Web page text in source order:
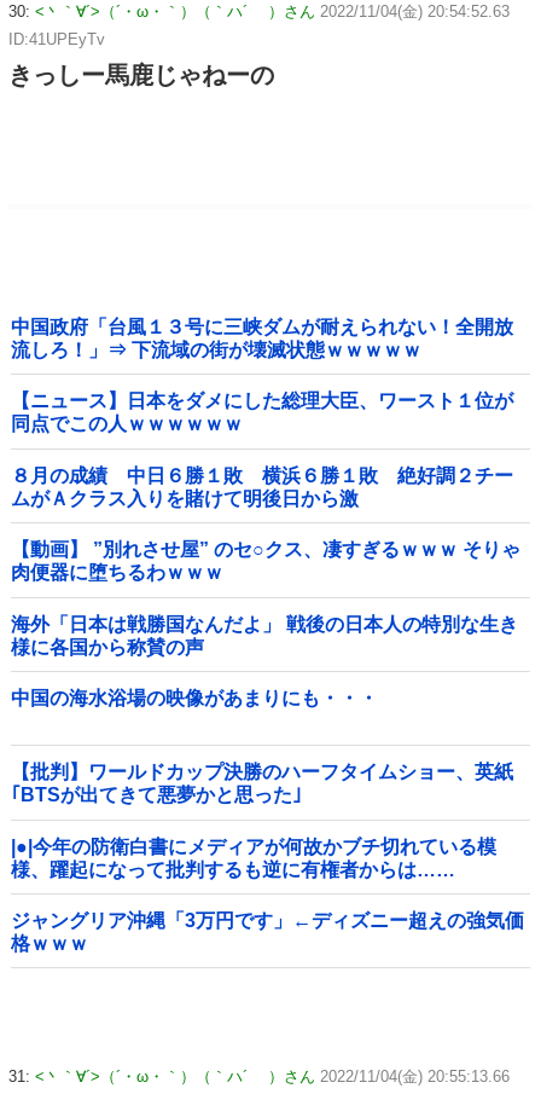
30: <丶｀∀´>（´・ω・｀）（｀ハ´ ）さん 2022/11/04(金) 20:54:52.63
ID:41UPEyTv
きっしー馬鹿じゃねーの
中国政府「台風１３号に三峡ダムが耐えられない！全開放
流しろ！」⇒ 下流域の街が壊滅状態ｗｗｗｗｗ
【ニュース】日本をダメにした総理大臣、ワースト１位が
同点でこの人ｗｗｗｗｗｗ
８月の成績 中日６勝１敗 横浜６勝１敗 絶好調２チー
ムがＡクラス入りを賭けて明後日から激
突！！！！！！！！！他
【動画】 ”別れさせ屋” のセ○クス、凄すぎるｗｗｗ そりゃ
肉便器に堕ちるわｗｗｗ
海外「日本は戦勝国なんだよ」 戦後の日本人の特別な生き
様に各国から称賛の声
中国の海水浴場の映像があまりにも・・・
【批判】ワールドカップ決勝のハーフタイムショー、英紙
｢BTSが出てきて悪夢かと思った｣
|●|今年の防衛白書にメディアが何故かブチ切れている模
様、躍起になって批判するも逆に有権者からは……
ジャングリア沖縄「3万円です」←ディズニー超えの強気価
格ｗｗｗ
31: <丶｀∀´>（´・ω・｀）（｀ハ´ ）さん 2022/11/04(金) 20:55:13.66